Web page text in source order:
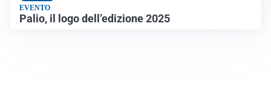
EVENTO
Palio, il logo dell’edizione 2025